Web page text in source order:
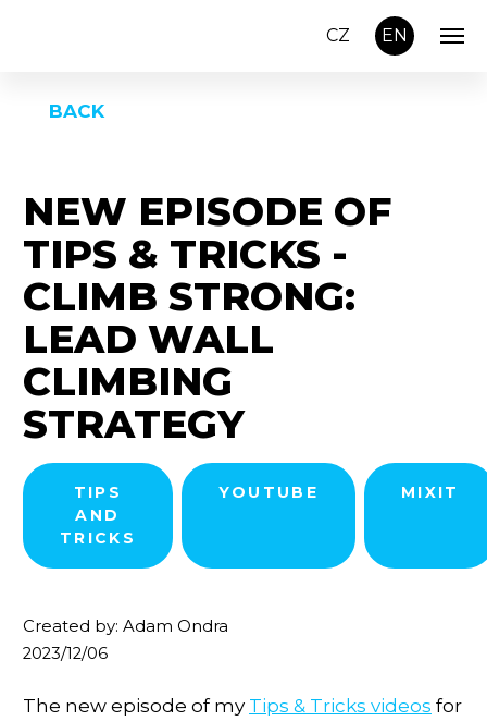
CZ EN
BACK
NEW EPISODE OF
TIPS & TRICKS -
CLIMB STRONG:
LEAD WALL
CLIMBING
STRATEGY
TIPS
AND
TRICKS
YOUTUBE MIXIT
Created by: Adam Ondra
2023/12/06
The new episode of my Tips & Tricks videos for